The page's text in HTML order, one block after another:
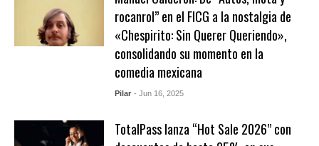
rocanrol” en el FICG a la nostalgia de
«Chespirito: Sin Querer Queriendo»,
consolidando su momento en la
comedia mexicana
Pilar - Jun 16, 2025
TotalPass lanza “Hot Sale 2026” con